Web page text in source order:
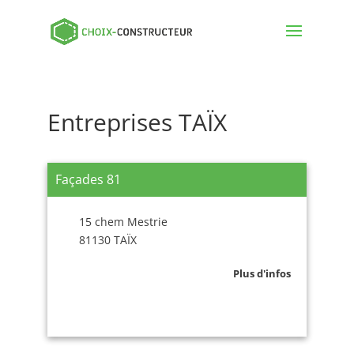
Entreprises TAÏX
Façades 81
15 chem Mestrie
81130 TAÏX
Plus d'infos